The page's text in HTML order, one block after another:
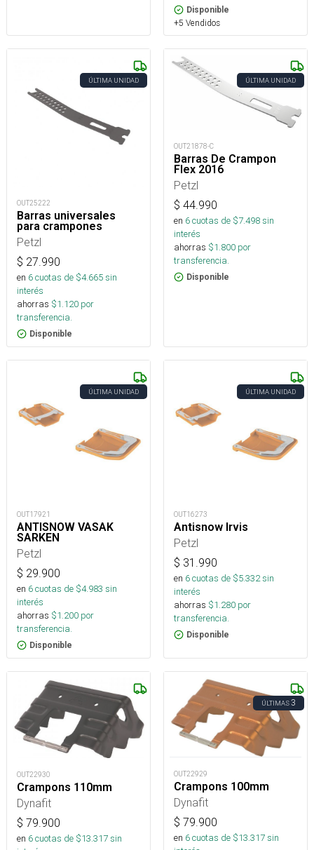
Disponible
+5 Vendidos
ÚLTIMA UNIDAD
OUT25222
Barras universales
para crampones
Petzl
$ 27.990
en 6cuotas de $4.665sin
interés
ahorras $1.120 por
transferencia.
Disponible
ÚLTIMA UNIDAD
OUT21878-C
Barras De Crampon
Flex 2016
Petzl
$ 44.990
en 6cuotas de $7.498sin
interés
ahorras $1.800 por
transferencia.
Disponible
ÚLTIMA UNIDAD
OUT17921
ANTISNOW VASAK
SARKEN
Petzl
$ 29.900
en 6cuotas de $4.983 sin
interés
ahorras $1.200 por
transferencia.
Disponible
ÚLTIMA UNIDAD
OUT16273
Antisnow Irvis
Petzl
$ 31.990
en 6cuotas de $5.332sin
interés
ahorras $1.280 por
transferencia.
Disponible
OUT22930
Crampons 110mm
Dynafit
$ 79.900
en 6cuotas de $13.317sin
ÚLTIMAS3
OUT22929
Crampons 100mm
Dynafit
$ 79.900
en 6cuotas de $13.317sin